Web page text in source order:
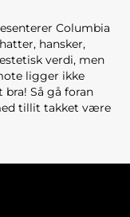
Columbia
hansker,
verdi, men
ligger ikke
bra! Så gå foran
tillit takket være